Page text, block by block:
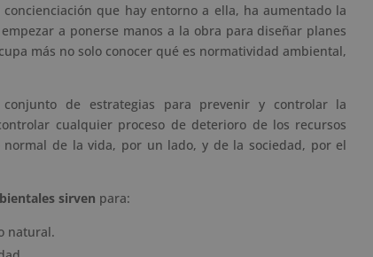
que hay entorno a ella, ha aumentado la
a ponerse manos a la obra para diseñar planes
más no solo conocer qué es normatividad ambiental,
de estrategias para prevenir y controlar la
cualquier proceso de deterioro de los recursos
de la vida, por un lado, y de la sociedad, por el
sirven para:
natural.